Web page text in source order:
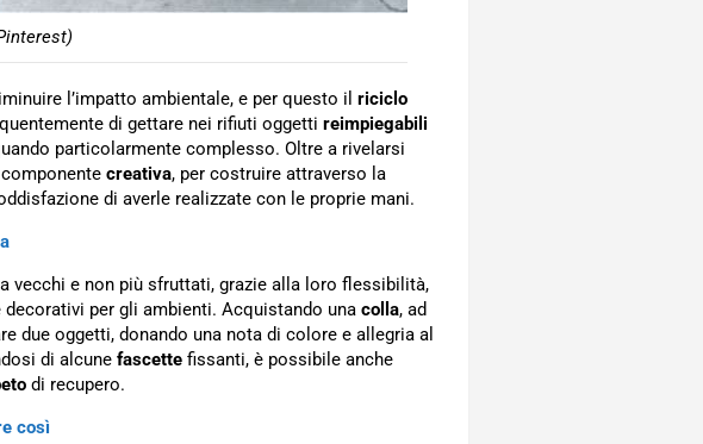
l’impatto ambientale, e per questo il riciclo
di gettare nei rifiuti oggetti reimpiegabili
particolarmente complesso. Oltre a rivelarsi
creativa, per costruire attraverso la
di averle realizzate con le proprie mani.
vecchi e non più sfruttati, grazie alla loro flessibilità,
per gli ambienti. Acquistando una colla, ad
due oggetti, donando una nota di colore e allegria al
di alcune fascette fissanti, è possibile anche
di recupero.
così